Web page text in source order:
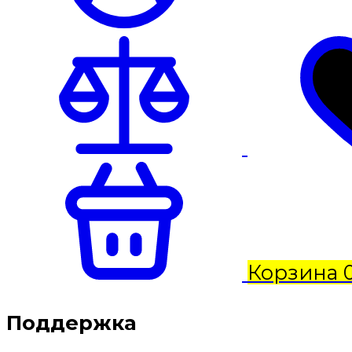
Корзина
Поддержка